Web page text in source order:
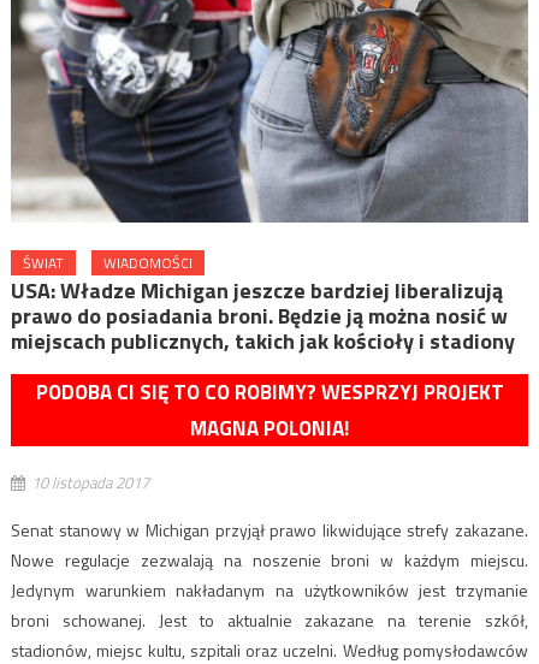
ŚWIAT WIADOMOŚCI
USA: Władze Michigan jeszcze bardziej liberalizują
prawo do posiadania broni. Będzie ją można nosić w
miejscach publicznych, takich jak kościoły i stadiony
PODOBA CI SIĘ TO CO ROBIMY? WESPRZYJ PROJEKT
MAGNA POLONIA!
10 listopada 2017
Senat stanowy w Michigan przyjął prawo likwidujące strefy zakazane.
Nowe regulacje zezwalają na noszenie broni w każdym miejscu.
Jedynym warunkiem nakładanym na użytkowników jest trzymanie
broni schowanej. Jest to aktualnie zakazane na terenie szkół,
stadionów, miejsc kultu, szpitali oraz uczelni. Według pomysłodawców